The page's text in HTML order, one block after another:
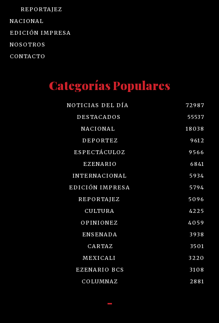
REPORTAJEZ
NACIONAL
EDICIÓN IMPRESA
NOSOTROS
CONTACTO
Categorías Populares
NOTICIAS DEL DÍA
72987
DESTACADOS
55537
NACIONAL
18038
DEPORTEZ
9612
ESPECTÁCULOZ
9566
EZENARIO
6841
INTERNACIONAL
5934
EDICIÓN IMPRESA
5794
REPORTAJEZ
5096
CULTURA
4225
OPINIONEZ
4059
ENSENADA
3938
CARTAZ
3501
MEXICALI
3220
EZENARIO BCS
3108
COLUMNAZ
2881
-